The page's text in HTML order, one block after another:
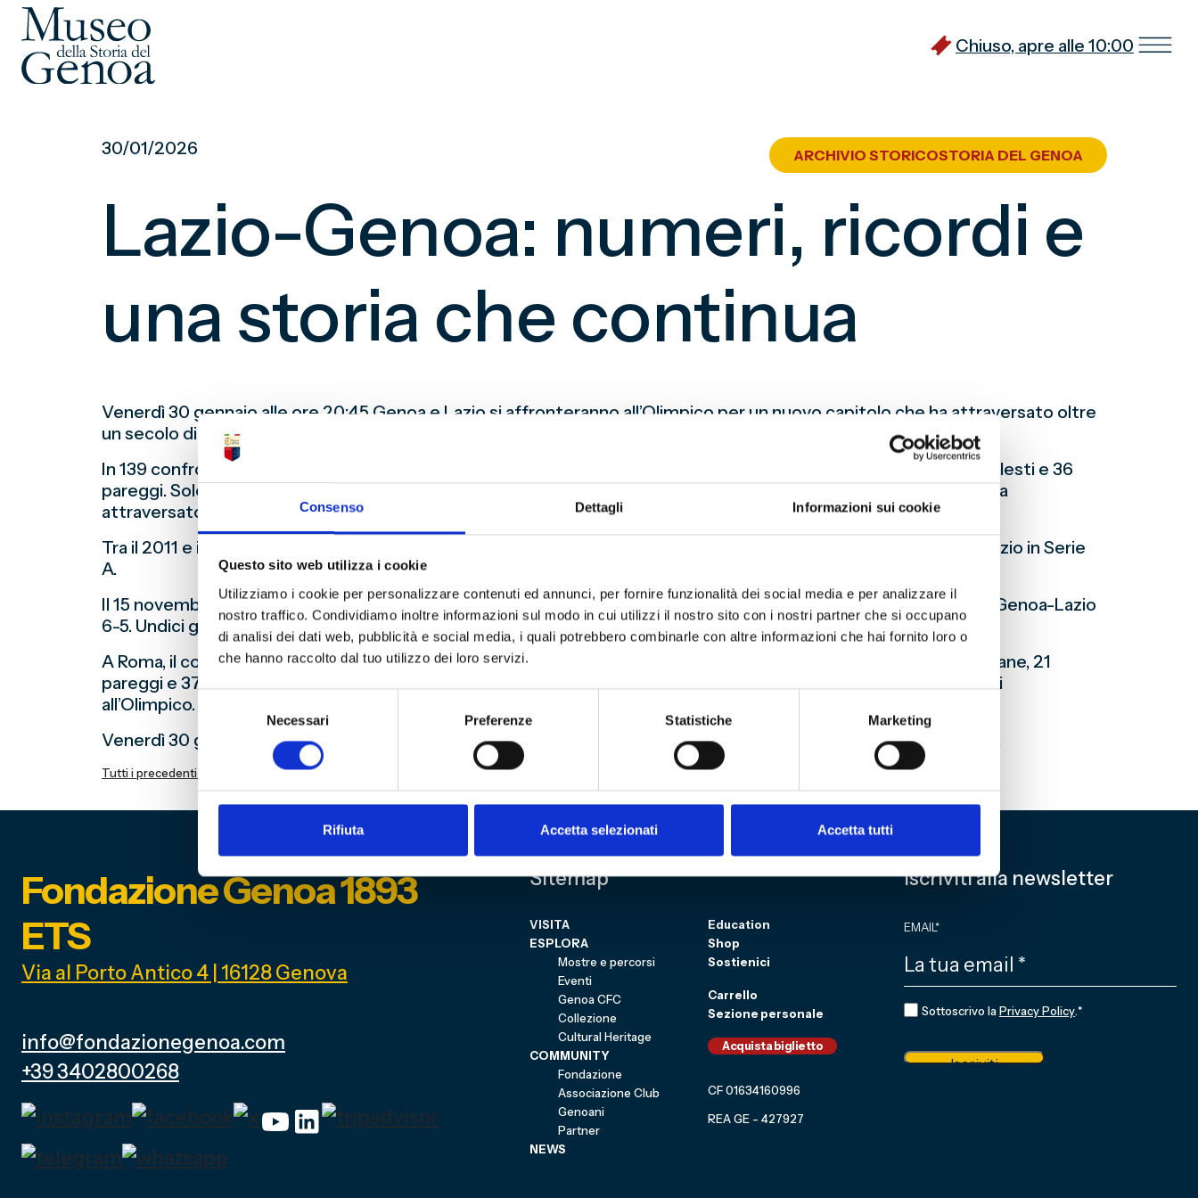
Consenso Dettagli Informazioni sui cookie
Questo sito web utilizza i cookie
Utilizziamo i cookie per personalizzare contenuti ed annunci, per fornire funzionalità dei social media e per analizzare il
nostro traffico. Condividiamo inoltre informazioni sul modo in cui utilizzi il nostro sito con i nostri partner che si occupano
di analisi dei dati web, pubblicità e social media, i quali potrebbero combinarle con altre informazioni che hai fornito loro o
che hanno raccolto dal tuo utilizzo dei loro servizi.
consenso
Necessari Preferenze Statistiche Marketing
Rifiuta Accetta selezionati Accetta tutti
Chiuso, apre alle 10:00
30/01/2026 ARCHIVIO STORICOSTORIA DEL GENOA
Lazio-Genoa: numeri, ricordi e
una storia che continua
Venerdì 30 gennaio alle ore 20:45 Genoa e Lazio si affronteranno all’Olimpico per un nuovo capitolo che ha attraversato oltre
un secolo di calcio italiano.
In 139 confronti, le due squadre hanno sempre mostrato un notevole equilibrio: 49 vittorie rossoblù, 54 biancocelesti e 36
pareggi. Solo 5 vittorie di differenza in oltre un secolo di sfide testimoniano l’intensità di questo confronto che ha
attraversato diverse epoche.
Tra il 2011 e il 2015 il Genoa ha scritto una pagina memorabile di questa rivalità: 8 vittorie consecutive contro la Lazio in Serie
A.
Il 15 novembre 1942 al Luigi Ferraris andò in scena una delle partite più spettacolari della storia del calcio italiano: Genoa-Lazio
6-5. Undici gol in una sola partita, un match leggendario che ancora oggi fa sognare gli appassionati di calcio.
A Roma, il confronto ha spesso messo alla prova i rossoblù: 70 le partite giocate in trasferta, con 12 vittorie genoane, 21
pareggi e 37 le affermazioni della Lazio. Un contesto che, nel tempo, ha reso ancora più preziosi i risultati ottenuti
all’Olimpico.
Venerdì 30 gennaio si rinnova una sfida storica: un’altra occasione per aggiornare una rivalità lunga oltre un secolo.
Tutti i precedenti tra il Genoa e la Lazio
Fondazione Genoa 1893
ETS
Via al Porto Antico 4 | 16128 Genova
info@fondazionegenoa.com
+39 3402800268
Sitemap
VISITA
ESPLORA
Mostre e percorsi
Eventi
Genoa CFC
Collezione
Cultural Heritage
COMMUNITY
Fondazione
Associazione Club
Genoani
Partner
NEWS
Education
Shop
Sostienici
Carrello
Sezione personale
Acquista biglietto
CF 01634160996
REA GE - 427927
Iscriviti alla newsletter
EMAIL*
CONSENSO*
Sottoscrivo laPrivacy Policy.*
Iscriviti